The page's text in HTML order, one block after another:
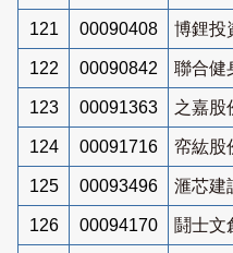
121 00090408 博鋰投
122 00090842 聯合健
123 00091363 之嘉股
124 00091716 帟紘股
125 00093496 滙芯建
126 00094170 鬪士文